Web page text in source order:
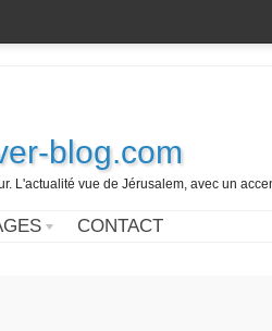
blog.com
L'actualité vue de Jérusalem, avec un
CONTACT